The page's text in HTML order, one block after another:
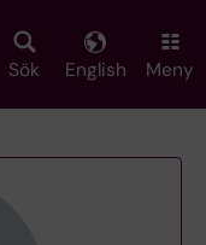
Sök English Meny